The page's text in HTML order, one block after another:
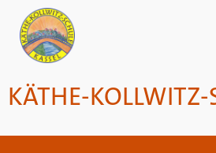
KÄTHE-KOLLWITZ-